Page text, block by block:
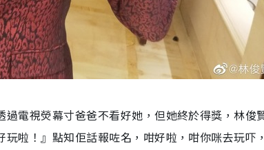
過電視熒幕寸爸爸不看好她，但她終於得獎，林
玩啦！』點知佢話報咗名，咁好啦，咁你咪去玩